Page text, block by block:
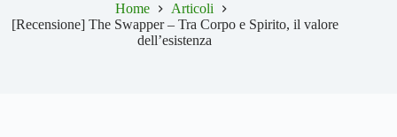
Home
Articoli
[Recensione] The Swapper – Tra Corpo e Spirito, il valore
dell’esistenza